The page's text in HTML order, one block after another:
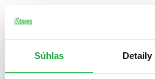
Súhlas Detaily